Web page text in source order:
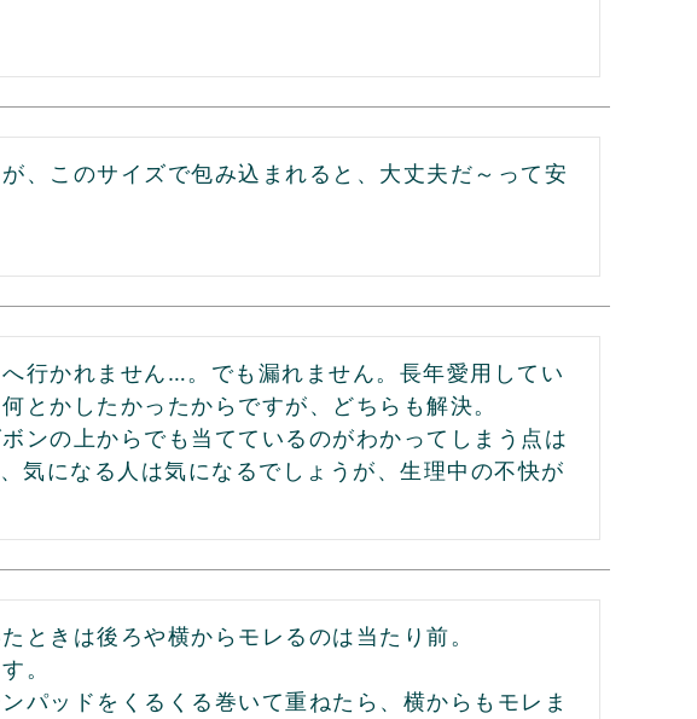
、このサイズで包み込まれると、大丈夫だ～って安
行かれません…。でも漏れません。長年愛用してい
とかしたかったからですが、どちらも解決。
ンの上からでも当てているのがわかってしまう点は
気になる人は気になるでしょうが、生理中の不快が
ときは後ろや横からモレるのは当たり前。
。
パッドをくるくる巻いて重ねたら、横からもモレま